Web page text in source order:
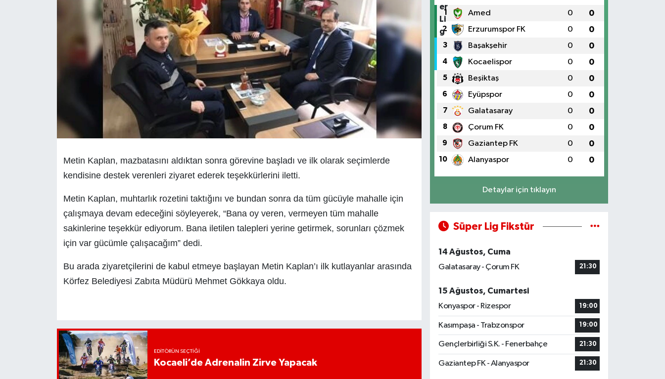
Metin Kaplan, mazbatasını aldıktan sonra görevine başladı ve ilk olarak seçimlerde
kendisine destek verenleri ziyaret ederek teşekkürlerini iletti.
Metin Kaplan, muhtarlık rozetini taktığını ve bundan sonra da tüm gücüyle mahalle için
çalışmaya devam edeceğini söyleyerek, “Bana oy veren, vermeyen tüm mahalle
sakinlerine teşekkür ediyorum. Bana iletilen talepleri yerine getirmek, sorunları çözmek
için var gücümle çalışacağım” dedi.
Bu arada ziyaretçilerini de kabul etmeye başlayan Metin Kaplan’ı ilk kutlayanlar arasında
Körfez Belediyesi Zabıta Müdürü Mehmet Gökkaya oldu.
EDITÖRÜN SEÇTIĞI
Kocaeli’de Adrenalin Zirve Yapacak
1 Amed 0 0
2 Erzurumspor FK 0 0
3 Başakşehir 0 0
4 Kocaelispor 0 0
5 Beşiktaş 0 0
6 Eyüpspor 0 0
7 Galatasaray 0 0
8 Çorum FK 0 0
9 Gaziantep FK 0 0
10 Alanyaspor 0 0
Detaylar için tıklayın
Süper Lig Fikstür
14 Ağustos, Cuma
Galatasaray - Çorum FK
21:30
15 Ağustos, Cumartesi
Konyaspor - Rizespor
19:00
Kasımpaşa - Trabzonspor 19:00
Gençlerbirliği S.K. - Fenerbahçe 21:30
Gaziantep FK - Alanyaspor 21:30